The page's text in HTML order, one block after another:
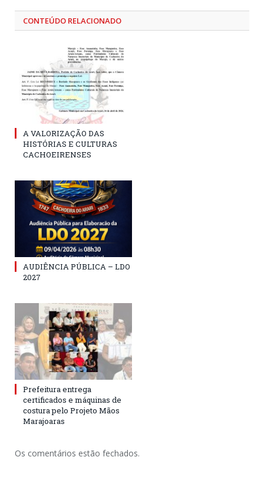
CONTEÚDO RELACIONADO
A VALORIZAÇÃO DAS
HISTÓRIAS E CULTURAS
CACHOEIRENSES
AUDIÊNCIA PÚBLICA – LDO
2027
Prefeitura entrega
certificados e máquinas de
costura pelo Projeto Mãos
Marajoaras
Os comentários estão fechados.